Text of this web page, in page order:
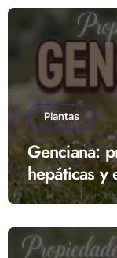
Plantas
Genciana:
hepáticas y